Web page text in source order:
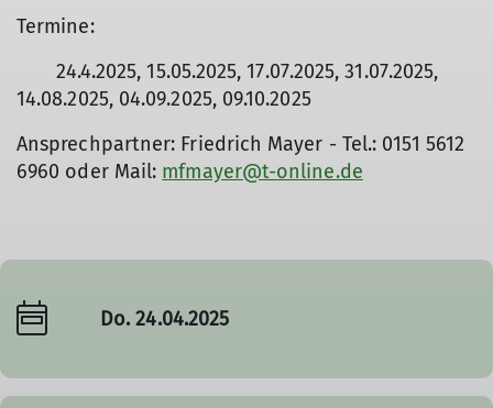
Termine:
24.4.2025, 15.05.2025, 17.07.2025, 31.07.2025,
14.08.2025, 04.09.2025, 09.10.2025
Ansprechpartner: Friedrich Mayer - Tel.: 0151 5612
6960 oder Mail: mfmayer@t-online.de
Do. 24.04.2025